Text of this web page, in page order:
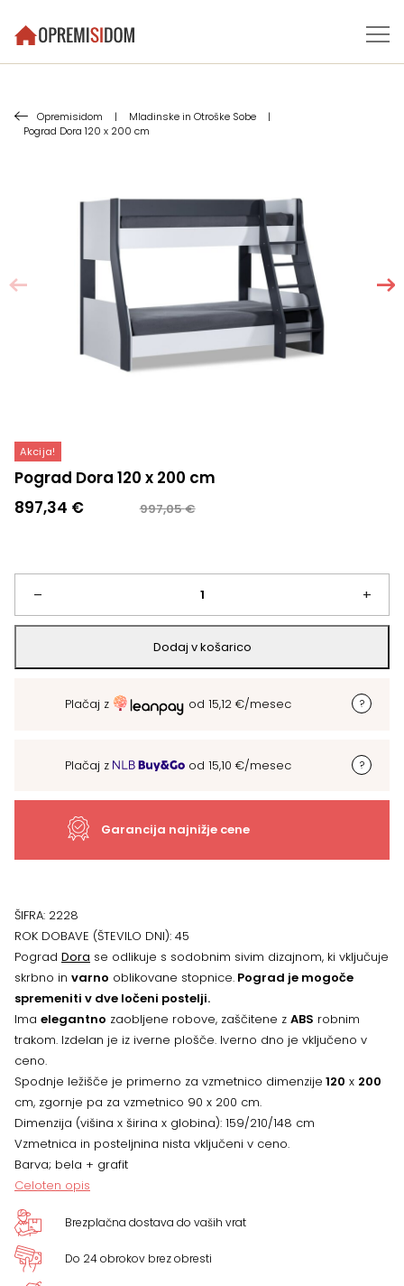
Opremisidom | Mladinske in Otroške Sobe
|
Pograd Dora 120 x 200 cm
Akcija!
Pograd Dora 120 x 200 cm
997,05€
Izvirna
bila:
997,05 €.
897,34 €
Trenutna
897,34 €.
–
Pograd
Dora
120
+
Dodaj v košarico
Plačaj z od 15,12 €/mesec
Plačaj z od 15,10 €/mesec
Garancija najnižje cene
ŠIFRA: 2228
ROK DOBAVE (ŠTEVILO DNI): 45
Pograd Dora se odlikuje s sodobnim sivim dizajnom, ki vključuje
skrbno in varno oblikovane stopnice. Pograd je mogoče
spremeniti v dve ločeni postelji.
Ima elegantno zaobljene robove, zaščitene z ABS robnim
trakom. Izdelan je iz iverne plošče. Iverno dno je vključeno v
ceno.
Spodnje ležišče je primerno za vzmetnico dimenzije 120 x 200
cm, zgornje pa za vzmetnico 90 x 200 cm.
Dimenzija (višina x širina x globina): 159/210/148 cm
Vzmetnica in posteljnina nista vključeni v ceno.
Barva; bela + grafit
Celoten opis
Brezplačna dostava do vaših vrat
Do 24 obrokov brez obresti